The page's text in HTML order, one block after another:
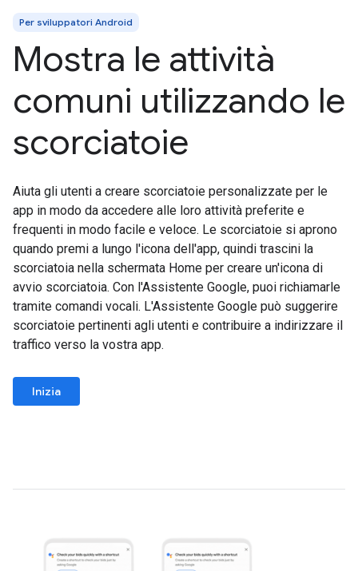
Per sviluppatori Android
Mostra le attività
comuni utilizzando le
scorciatoie
Aiuta gli utenti a creare scorciatoie personalizzate per le
app in modo da accedere alle loro attività preferite e
frequenti in modo facile e veloce. Le scorciatoie si aprono
quando premi a lungo l'icona dell'app, quindi trascini la
scorciatoia nella schermata Home per creare un'icona di
avvio scorciatoia. Con l'Assistente Google, puoi richiamarle
tramite comandi vocali. L'Assistente Google può suggerire
scorciatoie pertinenti agli utenti e contribuire a indirizzare il
traffico verso la vostra app.
Inizia